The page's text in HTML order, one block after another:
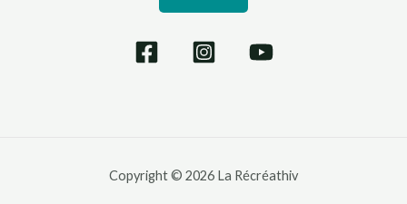
Copyright © 2026 La Récréathiv